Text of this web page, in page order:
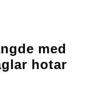
med
hotar